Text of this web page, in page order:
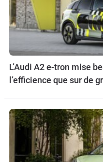
L’Audi A2 e-tron mise
l’efficience que sur de